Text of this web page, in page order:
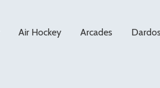
Air Hockey Arcades Dardos